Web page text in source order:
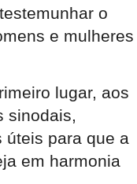
o
e mulheres
lugar, aos
sinodais,
úteis para que a
em harmonia